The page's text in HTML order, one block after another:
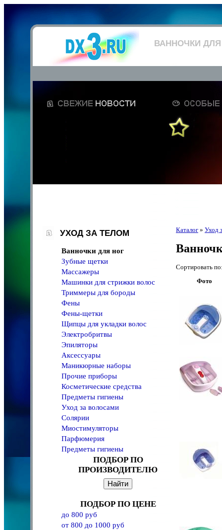
ВАННОЧКИ
УХОД ЗА ТЕЛОМ
Ванночки для ног
Зубные щетки
Массажеры
Машинки для стрижки волос
Триммеры для бороды
Фены
Фены-щетки
Щипцы для укладки волос
Электробритвы
Эпиляторы
Аксессуары
Маникюрные наборы
Прочие приборы
Косметические средства
Предметы гигиены
Уход за волосами
Солярии
Миостимуляторы
Парфюмерия
Предметы гигиены
ПОДБОР ПО
ПРОИЗВОДИТЕЛЮ
ПОДБОР ПО ЦЕНЕ
до 800 руб
от 800 до 1000 руб
Каталог » Уход
Сортировать
Фото